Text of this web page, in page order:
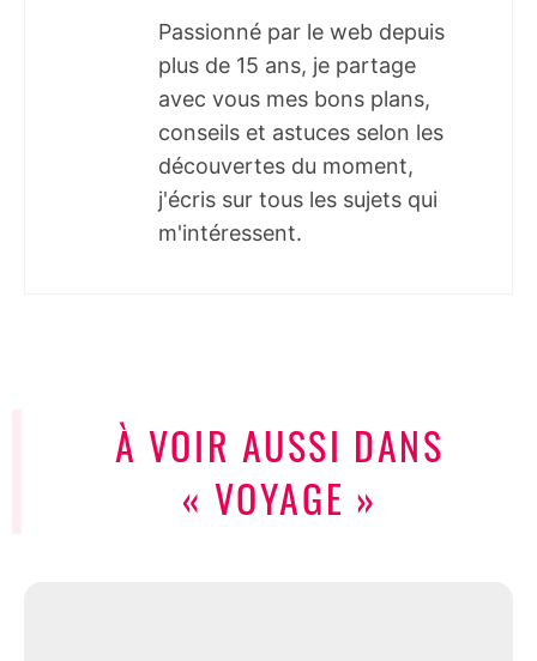
Passionné par le web depuis
plus de 15 ans, je partage
avec vous mes bons plans,
conseils et astuces selon les
découvertes du moment,
j'écris sur tous les sujets qui
m'intéressent.
À VOIR AUSSI DANS
« VOYAGE »